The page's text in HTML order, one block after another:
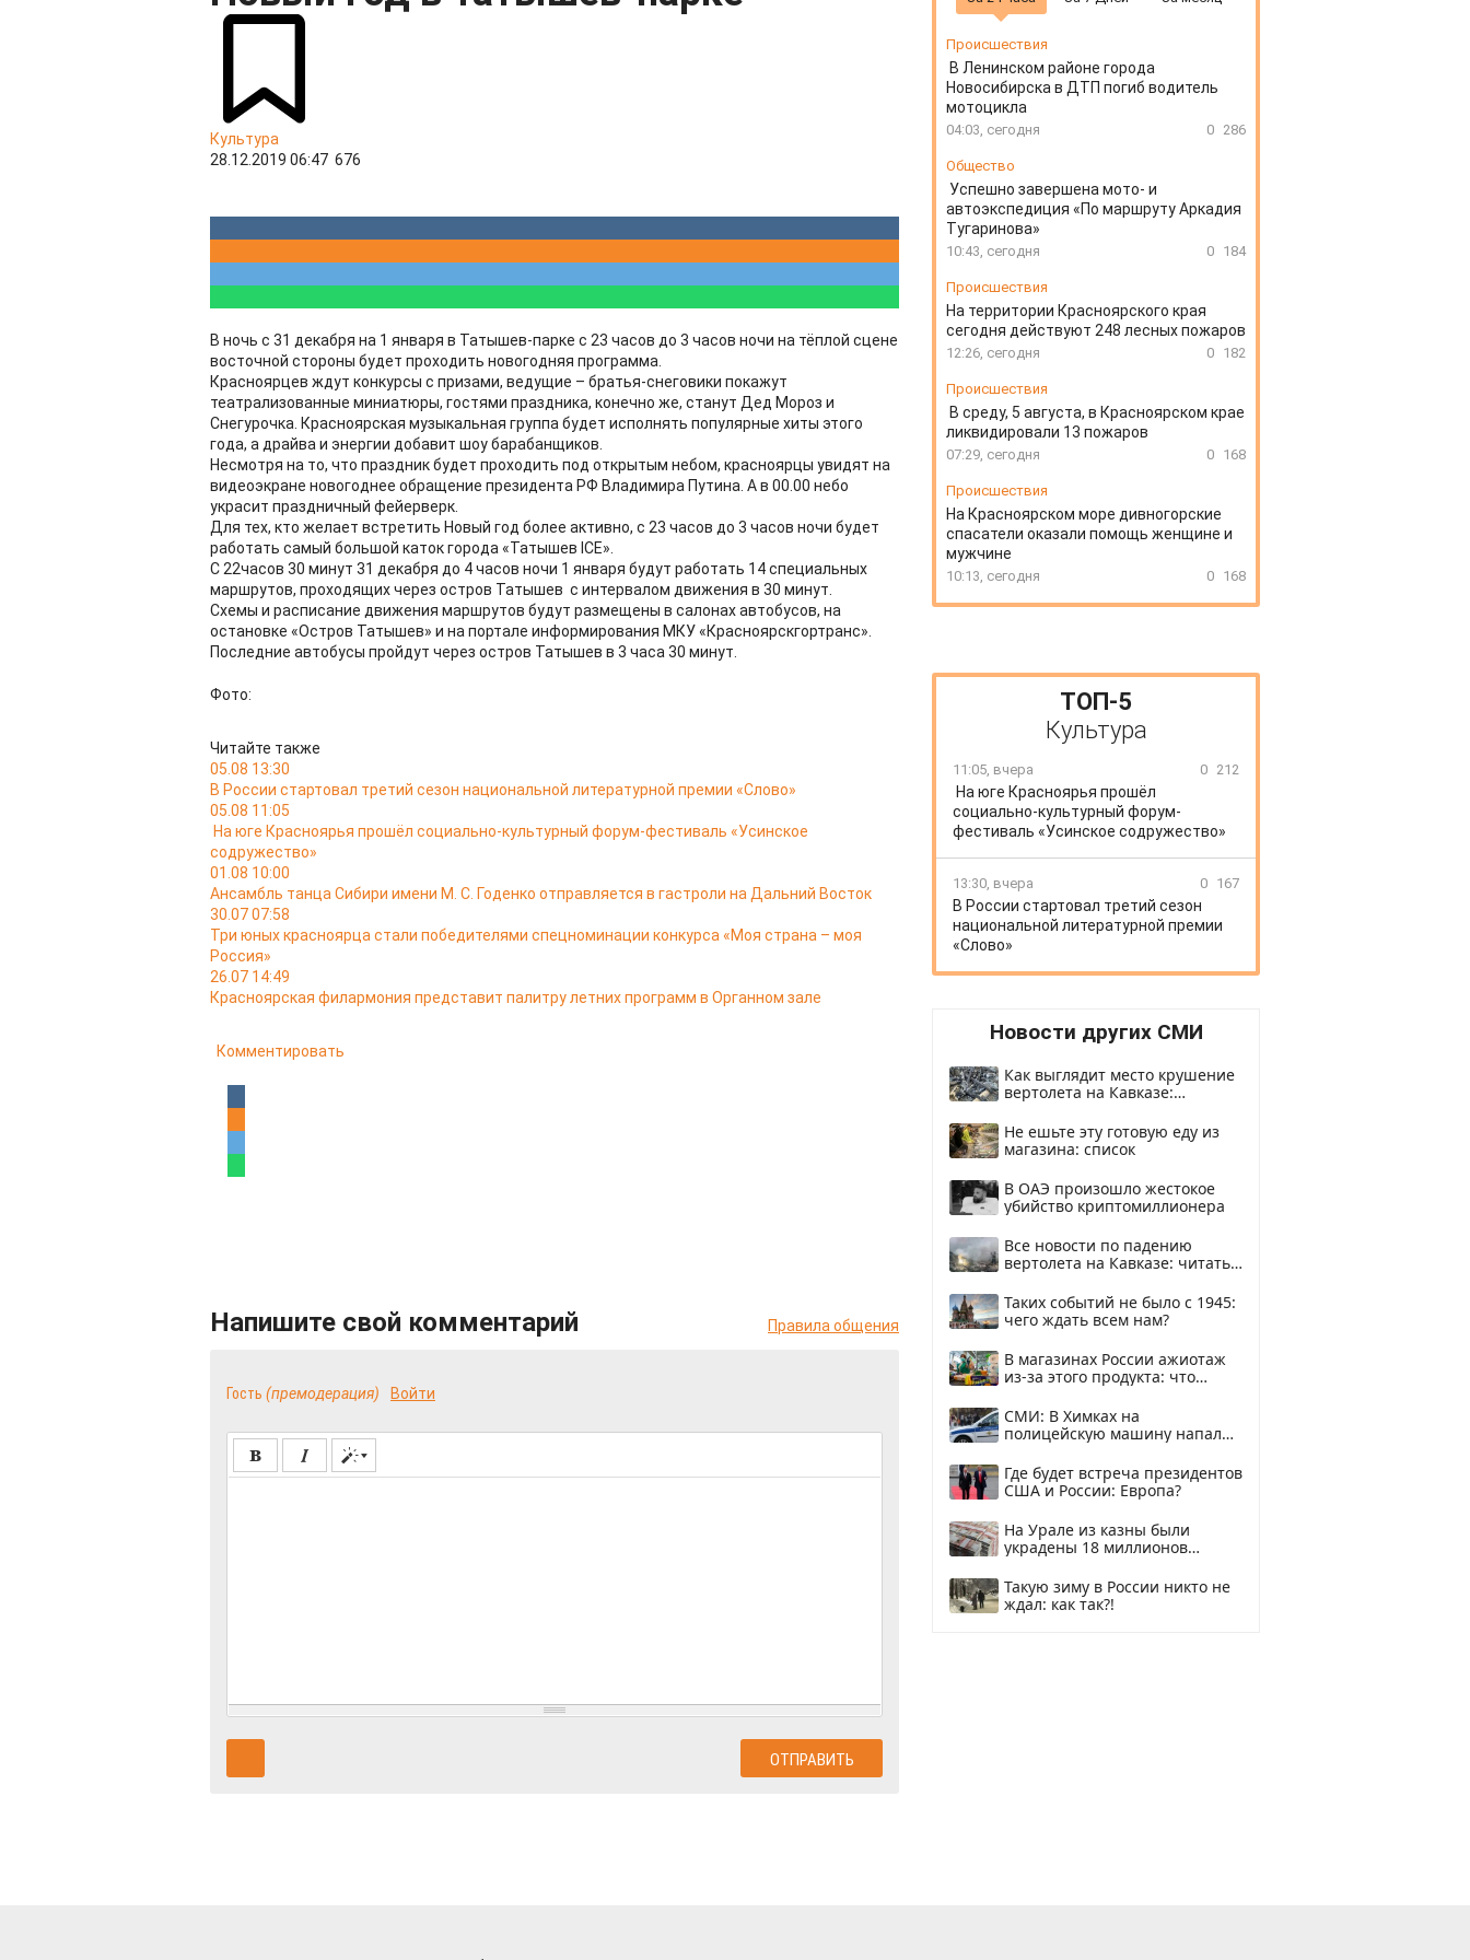
Культура
28.12.2019 06:47 676
В ночь с 31 декабря на 1 января в Татышев-парке с 23 часов до 3 часов ночи на тёплой сцене
восточной стороны будет проходить новогодняя программа.
Красноярцев ждут конкурсы с призами, ведущие – братья-снеговики покажут
театрализованные миниатюры, гостями праздника, конечно же, станут Дед Мороз и
Снегурочка. Красноярская музыкальная группа будет исполнять популярные хиты этого
года, а драйва и энергии добавит шоу барабанщиков.
Несмотря на то, что праздник будет проходить под открытым небом, красноярцы увидят на
видеоэкране новогоднее обращение президента РФ Владимира Путина. А в 00.00 небо
украсит праздничный фейерверк.
Для тех, кто желает встретить Новый год более активно, с 23 часов до 3 часов ночи будет
работать самый большой каток города «Татышев ICE».
С 22часов 30 минут 31 декабря до 4 часов ночи 1 января будут работать 14 специальных
маршрутов, проходящих через остров Татышев с интервалом движения в 30 минут.
Схемы и расписание движения маршрутов будут размещены в салонах автобусов, на
остановке «Остров Татышев» и на портале информирования МКУ «Красноярскгортранс».
Последние автобусы пройдут через остров Татышев в 3 часа 30 минут.
Фото:
Читайте также
05.08 13:30
В России стартовал третий сезон национальной литературной премии «Слово»
05.08 11:05
На юге Красноярья прошёл социально-культурный форум-фестиваль «Усинское
содружество»
01.08 10:00
Ансамбль танца Сибири имени М. С. Годенко отправляется в гастроли на Дальний Восток
30.07 07:58
Три юных красноярца стали победителями спецноминации конкурса «Моя страна – моя
Россия»
26.07 14:49
Красноярская филармония представит палитру летних программ в Органном зале
Комментировать
Напишите свой комментарий Правила общения
Гость (премодерация) Войти
Происшествия
В Ленинском районе города
Новосибирска в ДТП погиб водитель
мотоцикла
04:03, сегодня 0 286
Общество
Успешно завершена мото- и
автоэкспедиция «По маршруту Аркадия
Тугаринова»
10:43, сегодня 0 184
Происшествия
На территории Красноярского края
сегодня действуют 248 лесных пожаров
12:26, сегодня 0 182
Происшествия
В среду, 5 августа, в Красноярском крае
ликвидировали 13 пожаров
07:29, сегодня 0 168
Происшествия
На Красноярском море дивногорские
спасатели оказали помощь женщине и
мужчине
10:13, сегодня 0 168
ТОП-5
Культура
11:05, вчера 0 212
На юге Красноярья прошёл
социально-культурный форум-
фестиваль «Усинское содружество»
13:30, вчера 0 167
В России стартовал третий сезон
национальной литературной премии
«Слово»
Новости других СМИ
Как выглядит место крушение
вертолета на Кавказе:
Не ешьте эту готовую еду из
магазина: список
В ОАЭ произошло жестокое
убийство криптомиллионера
Все новости по падению
вертолета на Кавказе: читать
Таких событий не было с 1945:
чего ждать всем нам?
В магазинах России ажиотаж
из-за этого продукта: что
СМИ: В Химках на
полицейскую машину напали
Где будет встреча президентов
США и России: Европа?
На Урале из казны были
украдены 18 миллионов
Такую зиму в России никто не
ждал: как так?!